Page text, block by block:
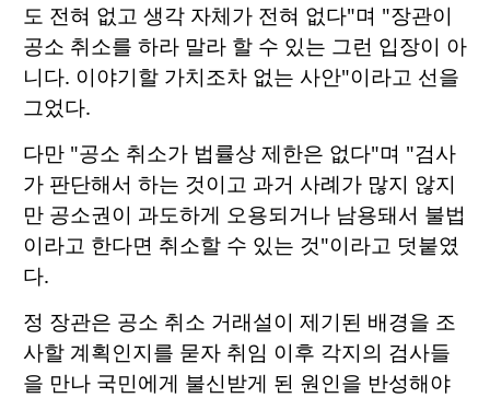
도 전혀 없고 생각 자체가 전혀 없다"며 "장관이
공소 취소를 하라 말라 할 수 있는 그런 입장이 아
니다. 이야기할 가치조차 없는 사안"이라고 선을
그었다.
다만 "공소 취소가 법률상 제한은 없다"며 "검사
가 판단해서 하는 것이고 과거 사례가 많지 않지
만 공소권이 과도하게 오용되거나 남용돼서 불법
이라고 한다면 취소할 수 있는 것"이라고 덧붙였
다.
정 장관은 공소 취소 거래설이 제기된 배경을 조
사할 계획인지를 묻자 취임 이후 각지의 검사들
을 만나 국민에게 불신받게 된 원인을 반성해야